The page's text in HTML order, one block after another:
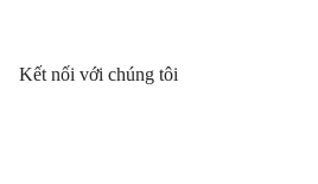
Kết nối với chúng tôi